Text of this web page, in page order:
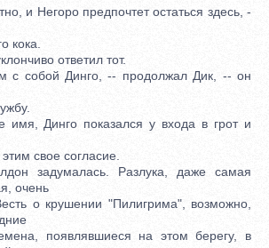
и Негоро предпочтет остаться здесь, -
кока.
ответил тот.
Динго, -- продолжал Дик, -- он
Динго показался у входа в грот и
свое согласие.
задумалась. Разлука, даже самая
очень
о крушении "Пилигрима", возможно,
появлявшиеся на этом берегу, в